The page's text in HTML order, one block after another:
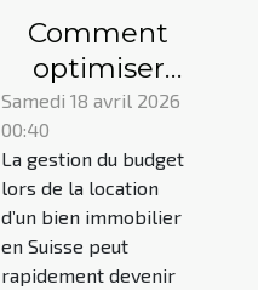
Comment
optimiser
votre budget
avec une
garantie de
loyer Suisse ?
Samedi 18 avril 2026
00:40
La gestion du budget
lors de la location
d’un bien immobilier
en Suisse peut
rapidement devenir